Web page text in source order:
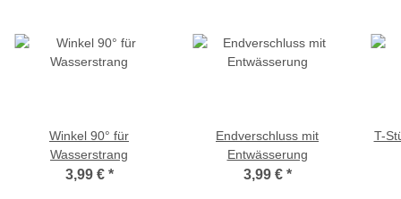
Winkel 90° für
Wasserstrang
3,99 € *
Endverschluss mit
Entwässerung
3,99 € *
T-